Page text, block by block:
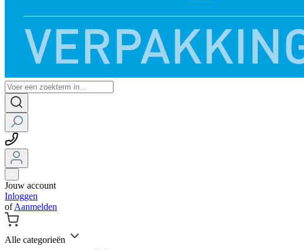
Jouw account
Inloggen
ofAanmelden
Alle categorieën